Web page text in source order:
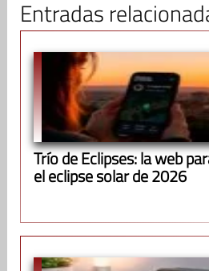
Entradas
Trío de Eclipses: la web
el eclipse solar de 2026